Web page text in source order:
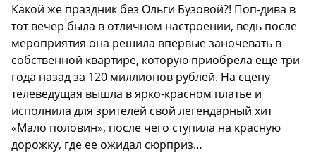
Какой же праздник без Ольги Бузовой?! Поп-дива в
тот вечер была в отличном настроении, ведь после
мероприятия она решила впервые заночевать в
собственной квартире, которую приобрела еще три
года назад за 120 миллионов рублей. На сцену
телеведущая вышла в ярко-красном платье и
исполнила для зрителей свой легендарный хит
«Мало половин», после чего ступила на красную
дорожку, где ее ожидал сюрприз…